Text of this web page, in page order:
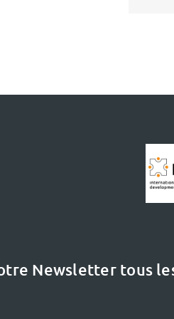
Newsletter tous